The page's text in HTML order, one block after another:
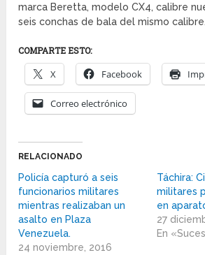
marca Beretta, modelo CX4, calibre
seis conchas de bala del mismo calibre.
COMPARTE ESTO:
X Facebook
Correo electrónico
RELACIONADO
Policía capturó a seis
funcionarios militares
mientras realizaban un
asalto en Plaza
Venezuela.
24 noviembre, 2016
Táchira:
militares
en
27
En